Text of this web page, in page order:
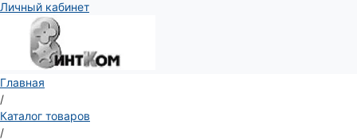
Личный кабинет
Главная
/
Каталог товаров
/